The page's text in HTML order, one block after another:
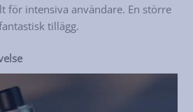
för intensiva användare. En större
tillägg.